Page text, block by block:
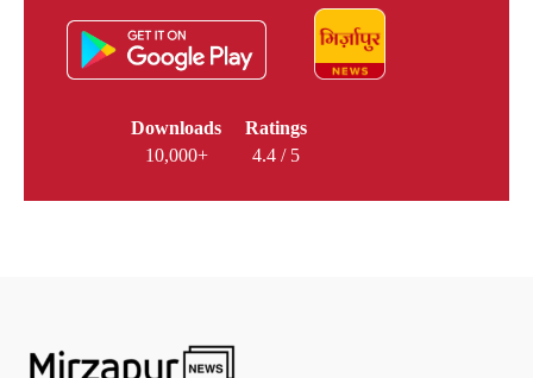
Downloads
10,000+
Ratings
4.4 / 5